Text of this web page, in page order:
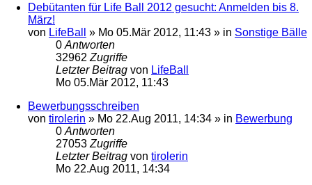
Debütanten für Life Ball 2012 gesucht: Anmelden bis 8.
März!
von LifeBall » Mo 05.Mär 2012, 11:43 » in Sonstige Bälle
0 Antworten
32962 Zugriffe
Letzter Beitrag von LifeBall
Mo 05.Mär 2012, 11:43
Bewerbungsschreiben
von tirolerin » Mo 22.Aug 2011, 14:34 » in Bewerbung
0 Antworten
27053 Zugriffe
Letzter Beitrag von tirolerin
Mo 22.Aug 2011, 14:34